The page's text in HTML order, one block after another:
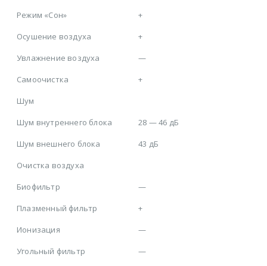
Режим «Сон»
+
Осушение воздуха
+
Увлажнение воздуха
—
Самоочистка
+
Шум
Шум внутреннего блока
28 — 46 дБ
Шум внешнего блока
43 дБ
Очистка воздуха
Биофильтр
—
Плазменный фильтр
+
Ионизация
—
Угольный фильтр
—